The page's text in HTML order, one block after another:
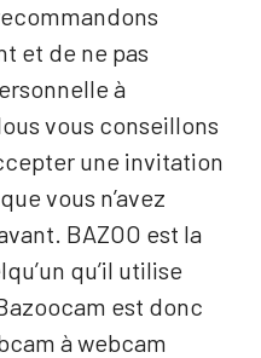
et de ne pas
à
vous conseillons
une invitation
vous n’avez
BAZOO est la
qu’il utilise
est donc
à webcam